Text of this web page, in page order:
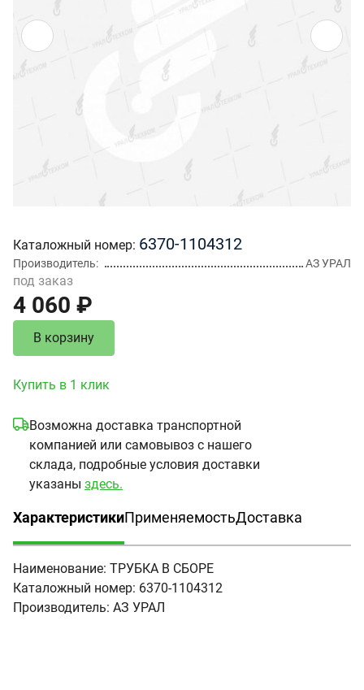
Каталожный номер 6370-1104312
Производитель АЗ УРАЛ
под заказ
4 060 ₽
В корзину
Купить в 1 клик
Возможна доставка транспортной
компанией или самовывоз с нашего
склада, подробные условия доставки
указаны здесь.
Характеристики
(активная вкладка)
ПрименяемостьДоставка
Наименование: ТРУБКА В СБОРЕ
Каталожный номер: 6370-1104312
Производитель: АЗ УРАЛ